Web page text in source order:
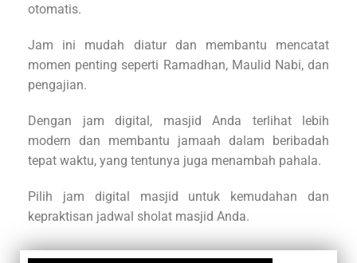
otomatis.
Jam ini mudah diatur dan membantu mencatat
momen penting seperti Ramadhan, Maulid Nabi, dan
pengajian.
Dengan jam digital, masjid Anda terlihat lebih
modern dan membantu jamaah dalam beribadah
tepat waktu, yang tentunya juga menambah pahala.
Pilih jam digital masjid untuk kemudahan dan
kepraktisan jadwal sholat masjid Anda.